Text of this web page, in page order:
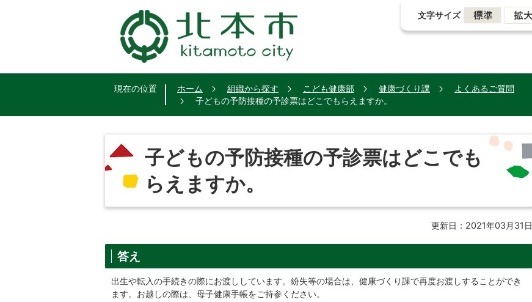
文字サイズ
現在の位置 ホーム 組織から探す こども健康部 健康づくり課
よくあるご質問
子どもの予防接種の予診票はどこでもらえますか。
子どもの予防接種の予診票はどこでも
らえますか。
更新日：2021年03月31日
答え
出生や転入の手続きの際にお渡ししています。紛失等の場合は、健康づくり課で再度お渡しすることができ
ます。お越しの際は、母子健康手帳をご持参ください。